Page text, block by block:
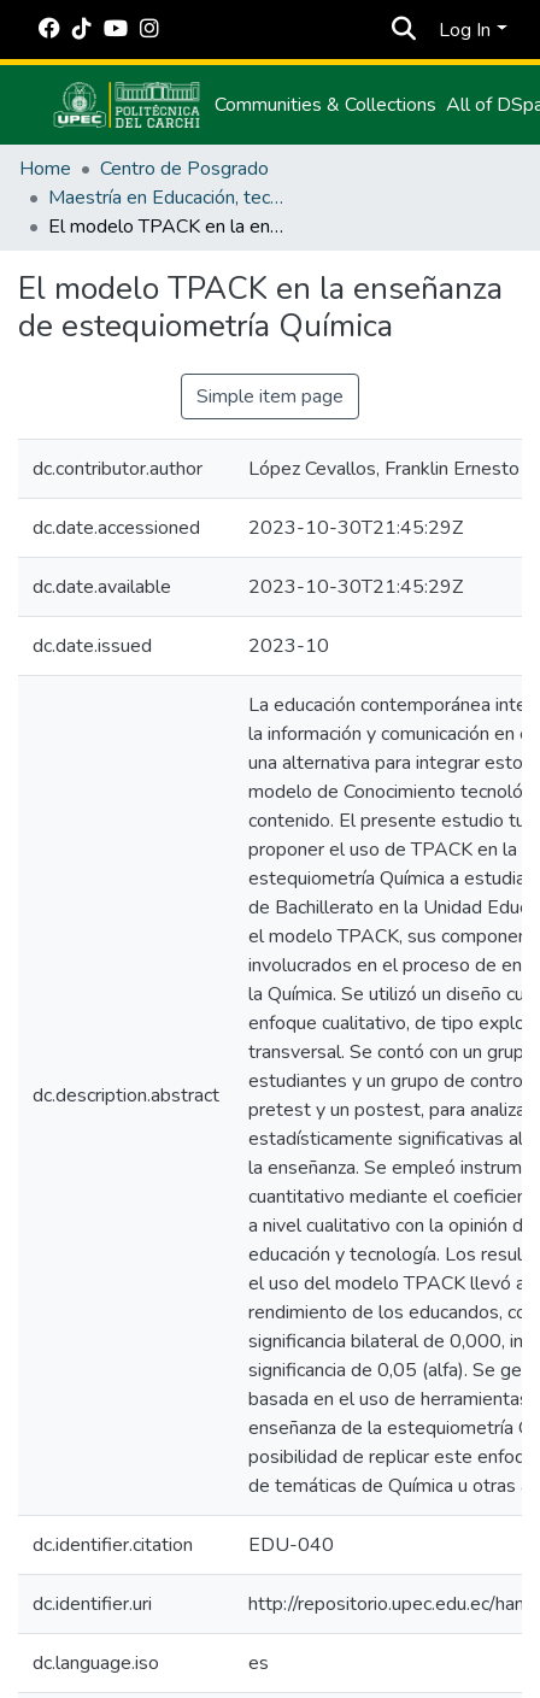
Log In
Communities & Collections All of
Home
Centro de Posgrado
Maestría en Educación, tecnología e innovación.
El modelo TPACK en la enseñanza de estequiometría Química
El modelo TPACK en la enseñanza
de estequiometría Química
Simple item page
dc.contributor.author López Cevallos, Franklin Ernesto
dc.date.accessioned 2023-10-30T21:45:29Z
dc.date.available 2023-10-30T21:45:29Z
dc.date.issued 2023-10
dc.description.abstract
La educación contemporánea
la información y comunicación en
una alternativa para integrar
modelo de Conocimiento
contenido. El presente estudio
proponer el uso de TPACK en la
estequiometría Química a
de Bachillerato en la Unidad
el modelo TPACK, sus
involucrados en el proceso de
la Química. Se utilizó un diseño
enfoque cualitativo, de tipo
transversal. Se contó con un
estudiantes y un grupo de control
pretest y un postest, para analizar
estadísticamente significativas al
la enseñanza. Se empleó
cuantitativo mediante el
a nivel cualitativo con la opinión
educación y tecnología. Los
el uso del modelo TPACK llevó a
rendimiento de los educandos,
significancia bilateral de 0,000,
significancia de 0,05 (alfa). Se
basada en el uso de herramientas
enseñanza de la estequiometría
posibilidad de replicar este
de temáticas de Química u otras
dc.identifier.citation EDU-040
dc.identifier.uri http://repositorio.upec.edu.ec/
dc.language.iso es